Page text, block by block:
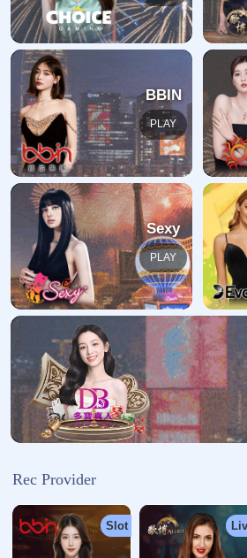
哎呀！找不
我们深感抱歉，您请求
返回首页